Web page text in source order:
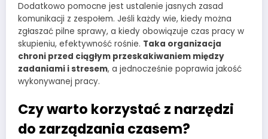
Dodatkowo pomocne jest ustalenie jasnych zasad
komunikacji z zespołem. Jeśli każdy wie, kiedy można
zgłaszać pilne sprawy, a kiedy obowiązuje czas pracy w
skupieniu, efektywność rośnie. Taka organizacja
chroni przed ciągłym przeskakiwaniem między
zadaniami i stresem, a jednocześnie poprawia jakość
wykonywanej pracy.
Czy warto korzystać z narzędzi
do zarządzania czasem?